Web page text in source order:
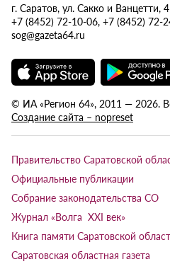
г. Саратов, ул. Сакко и Ванцетти,
+7 (8452) 72-10-06, +7 (8452) 72-
sog@gazeta64.ru
© ИА «Регион 64», 2011 — 2026.
Создание сайта – nopreset
Правительство Саратовской
Официальные публикации
Собрание законодательства СО
Журнал «Волга XXI век»
Книга памяти Саратовской
Саратовская областная газета